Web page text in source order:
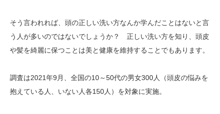
そう言われれば、頭の正しい洗い方なんか学んだことはないと言
う人が多いのではないでしょうか？ 正しい洗い方を知り、頭皮
や髪を綺麗に保つことは美と健康を維持することでもあります。
調査は2021年9月、全国の10～50代の男女300人（頭皮の悩みを
抱えている人、いない人各150人）を対象に実施。